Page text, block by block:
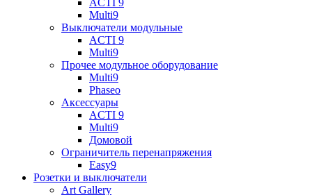
ACTI 9
Multi9
Выключатели модульные
ACTI 9
Multi9
Прочее модульное оборудование
Multi9
Phaseo
Аксессуары
ACTI 9
Multi9
Домовой
Ограничитель перенапряжения
Easy9
Розетки и выключатели
Art Gallery